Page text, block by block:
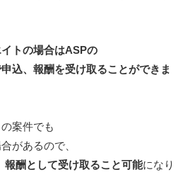
トの場合はASPの
込、報酬を受け取ることができま
案件でも
があるので、
報酬として受け取ること可能になり